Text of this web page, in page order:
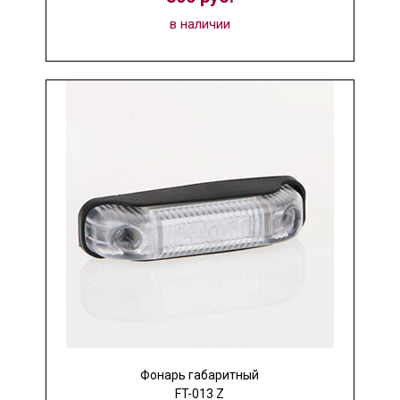
в наличии
Фонарь габаритный
FT-013 Z